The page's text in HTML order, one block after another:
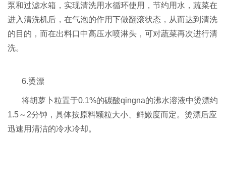
泵和过滤水箱，实现清洗用水循环使用，节约用水，蔬菜在
进入清洗机后，在气泡的作用下做翻滚状态，从而达到清洗
的目的，而在出料口中高压水喷淋头，可对蔬菜再次进行清
洗。
6.烫漂
将胡萝卜粒置于0.1%的碳酸qingna的沸水溶液中烫漂约
1.5～2分钟，具体按原料颗粒大小、鲜嫩度而定。烫漂后应
迅速用清洁的冷水冷却。